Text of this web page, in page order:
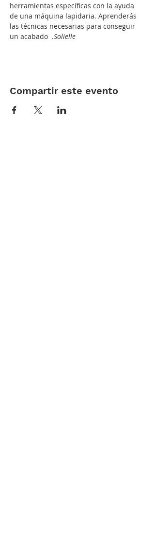
herramientas específicas con la ayuda
de una máquina lapidaria. Aprenderás
las técnicas necesarias para conseguir
un acabado .Solielle
Compartir este evento